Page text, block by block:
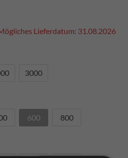
Lieferdatum: 31.08.2026
3000
600 800